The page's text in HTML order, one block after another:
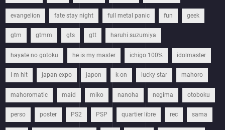
evangelion fate stay night full metal panic fun geek
gtm gtmm gts gtt haruhi suzumiya
hayate no gotoku he is my master ichigo 100% idolmaster
I m hit japan expo japon k-on lucky star mahoro
mahoromatic maid miko nanoha negima otoboku
perso poster PS2 PSP quartier libre rec sama